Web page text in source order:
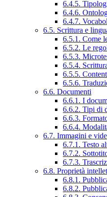
6.4.5.
6.4.6.
6.4.7.
6.5. Scrittura e
6.5.1. Come
6.5.2. Le
6.5.3.
6.5.4.
6.5.5.
6.5.6.
6.6. Documenti
6.6.1. I
6.6.2. Tipi di
6.6.3.
6.6.4.
6.7. Immagini e
6.7.1. Testo
6.7.2.
6.7.3.
6.8. Proprietà
6.8.1.
6.8.2.